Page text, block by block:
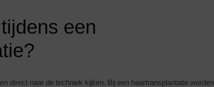
een
direct naar de techniek kijken. Bij een haartransplantatie worden